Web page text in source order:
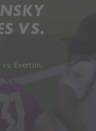
VS.
Everton,